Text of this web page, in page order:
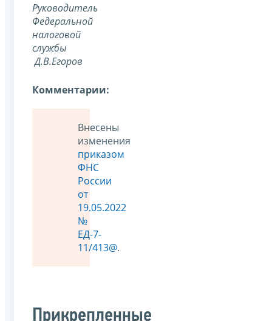
Руководитель
Федеральной
налоговой
службы
Д.В.Егоров
Комментарии:
Внесены
изменения
приказом
ФНС
России
от
19.05.2022
№
ЕД-7-
11/413@.
Прикрепленные